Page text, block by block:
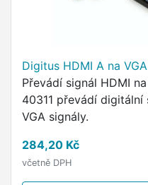
Digitus HDMI A na
Převádí signál HDMI
40311 převádí digitální
VGA signály.
284,20 Kč
včetně DPH